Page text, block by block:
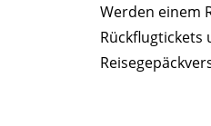
Werden einem
Rückflugtickets